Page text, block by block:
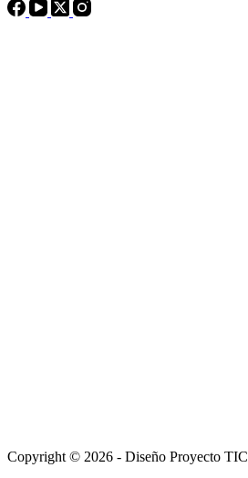
Copyright © 2026 - Diseño Proyecto TIC